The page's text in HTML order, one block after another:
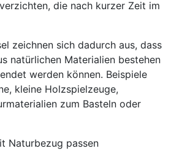
die nach kurzer Zeit im
zeichnen sich dadurch aus, dass
natürlichen Materialien bestehen
werden können. Beispiele
kleine Holzspielzeuge,
zum Basteln oder
Naturbezug passen